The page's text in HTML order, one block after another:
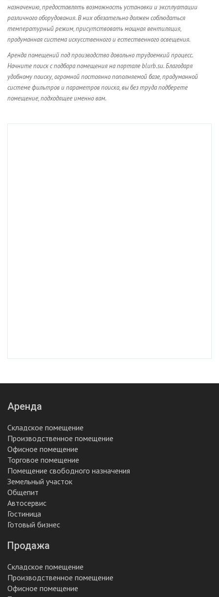
назначению, предоставлять возможность установки и эксплуатации
различного оборудования. В них обязательно должен соблюдаться
температурный режим, присутствовать мощная вентиляция,
продуманная система искусственного и естественного освещения.
Аренда помещений под производство довольно трудоемкий процесс.
Начните поиск с подбора помещения на портале blurb.su. Благодаря
удобному поиску, огромной постоянно пополняемой базе, продуманной
системе фильтров и параметров поиска, вы без труда подберете
помещение, подходящее именно вам.
Аренда
Складское помещение
Производственное помещение
Офисное помещение
Торговое помещение
Помещение свободного назначения
Земельный участок
Общепит
Автосервис
Гостиница
Готовый бизнес
Продажа
Складское помещение
Производственное помещение
Офисное помещение